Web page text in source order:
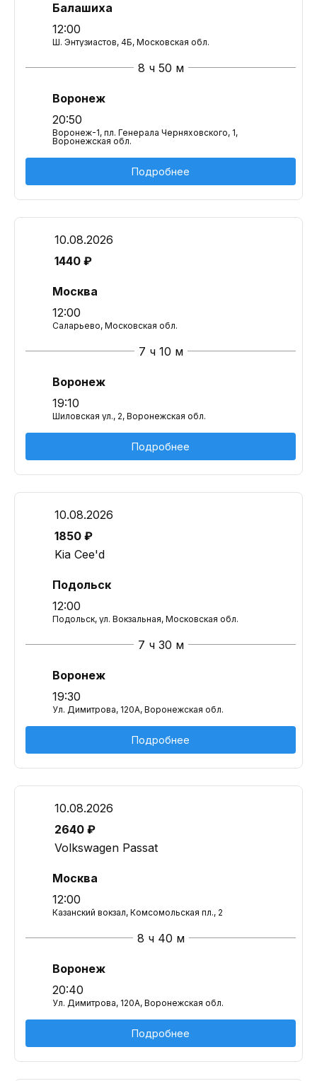
Балашиха
12:00
Ш. Энтузиастов, 4Б, Московская обл.
8 ч 50 м
Воронеж
20:50
Воронеж-1, пл. Генерала Черняховского, 1,
Воронежская обл.
Подробнее
10.08.2026
1440 ₽
Москва
12:00
Саларьево, Московская обл.
7 ч 10 м
Воронеж
19:10
Шиловская ул., 2, Воронежская обл.
Подробнее
10.08.2026
1850 ₽
Kia Cee'd
Подольск
12:00
Подольск, ул. Вокзальная, Московская обл.
7 ч 30 м
Воронеж
19:30
Ул. Димитрова, 120А, Воронежская обл.
Подробнее
10.08.2026
2640 ₽
Volkswagen Passat
Москва
12:00
Казанский вокзал, Комсомольская пл., 2
8 ч 40 м
Воронеж
20:40
Ул. Димитрова, 120А, Воронежская обл.
Подробнее